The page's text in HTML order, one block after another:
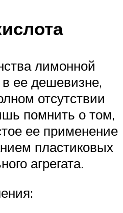
лимонной
в ее дешевизне,
отсутствии
помнить о том,
ее применение
пластиковых
агрегата.